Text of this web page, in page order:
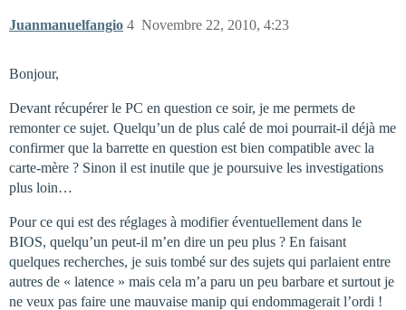
Juanmanuelfangio Novembre 22, 2010, 4:23
4
Bonjour,
Devant récupérer le PC en question ce soir, je me permets de
remonter ce sujet. Quelqu’un de plus calé de moi pourrait-il déjà me
confirmer que la barrette en question est bien compatible avec la
carte-mère ? Sinon il est inutile que je poursuive les investigations
plus loin…
Pour ce qui est des réglages à modifier éventuellement dans le
BIOS, quelqu’un peut-il m’en dire un peu plus ? En faisant
quelques recherches, je suis tombé sur des sujets qui parlaient entre
autres de « latence » mais cela m’a paru un peu barbare et surtout je
ne veux pas faire une mauvaise manip qui endommagerait l’ordi !